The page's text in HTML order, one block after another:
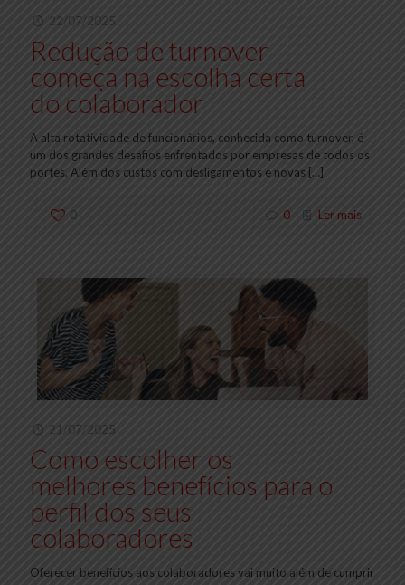
22/07/2025
Redução de turnover
começa na escolha certa
do colaborador
A alta rotatividade de funcionários, conhecida como turnover, é
um dos grandes desafios enfrentados por empresas de todos os
portes. Além dos custos com desligamentos e novas […]
0 0 Ler mais
21/07/2025
Como escolher os
melhores benefícios para o
perfil dos seus
colaboradores
Oferecer benefícios aos colaboradores vai muito além de cumprir